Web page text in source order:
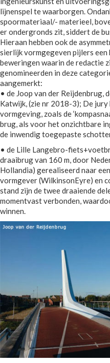
lijnenspel te waarborgen.
spoormateriaal/- materieel,
er ondergronds zit, siddert de
Hieraan hebben ook de
sierlijk vormgegeven pijlers een
beweringen waarin de redactie
genomineerden in deze
aangemerkt:
• de Joop van der Reijdenbrug,
Katwijk, (zie nr 2018-3); De
vormgeving, zoals de
brug, als voor het onzichtbare
de inwendig toegepaste
• de Lille Langebro-
draaibrug van 160 m, door
Hollandia) gerealiseerd naar
vormgever (WilkinsonEyre) en
stand zijn de twee draaiende
momentvast verbonden,
winnen.